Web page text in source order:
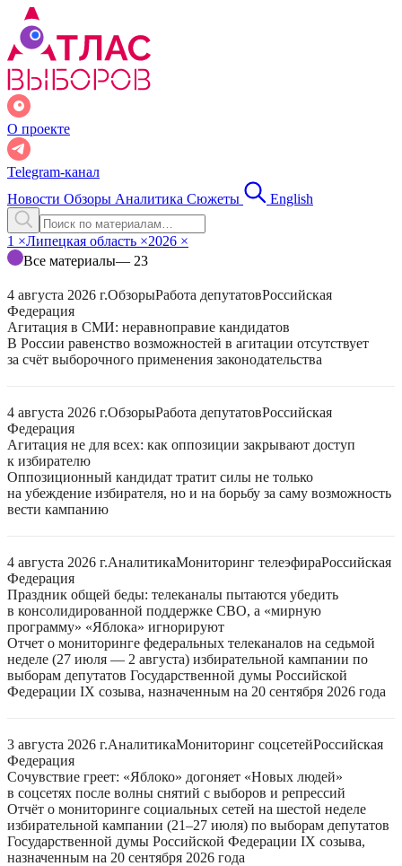
О проекте
Telegram-канал
Новости Обзоры Аналитика Сюжеты English
1 ×Липецкая область ×2026 ×
Все материалы— 23
4 августа 2026 г.ОбзорыРабота депутатовРоссийская
Федерация
Агитация в СМИ: неравноправие кандидатов
В России равенство возможностей в агитации отсутствует
за счёт выборочного применения законодательства
4 августа 2026 г.ОбзорыРабота депутатовРоссийская
Федерация
Агитация не для всех: как оппозиции закрывают доступ
к избирателю
Оппозиционный кандидат тратит силы не только
на убеждение избирателя, но и на борьбу за саму возможность
вести кампанию
4 августа 2026 г.АналитикаМониторинг телеэфираРоссийская
Федерация
Праздник общей беды: телеканалы пытаются убедить
в консолидированной поддержке СВО, а «мирную
программу» «Яблока» игнорируют
Отчет о мониторинге федеральных телеканалов на седьмой
неделе (27 июля — 2 августа) избирательной кампании по
выборам депутатов Государственной думы Российской
Федерации IX созыва, назначенным на 20 сентября 2026 года
3 августа 2026 г.АналитикаМониторинг соцсетейРоссийская
Федерация
Сочувствие греет: «Яблоко» догоняет «Новых людей»
в соцсетях после волны снятий с выборов и репрессий
Отчёт о мониторинге социальных сетей на шестой неделе
избирательной кампании (21–27 июля) по выборам депутатов
Государственной думы Российской Федерации IX созыва,
назначенным на 20 сентября 2026 года